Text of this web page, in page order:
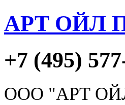
АРТ ОЙЛ
+7 (495)
ООО "АРТ